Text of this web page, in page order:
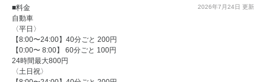
2026年7月24日 更新
■料金
自動車
〈平日〉
【8:00〜24:00】40分ごと 200円
【0:00〜 8:00】 60分ごと 100円
24時間最大800円
〈土日祝〉